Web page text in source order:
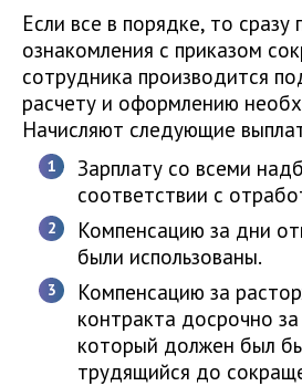
Если все в порядке, то сразу
ознакомления с приказом
сотрудника производится
расчету и оформлению
Начисляют следующие
Зарплату со всеми
соответствии с
Компенсацию за дни
были использованы.
Компенсацию за
контракта досрочно
который должен был
трудящийся до